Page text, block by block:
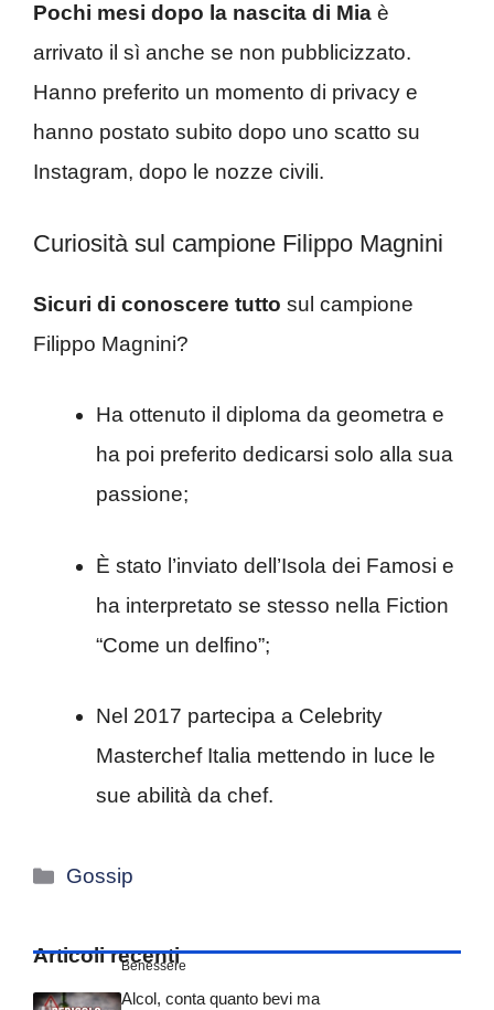
Pochi mesi dopo la nascita di Mia è
arrivato il sì anche se non pubblicizzato.
Hanno preferito un momento di privacy e
hanno postato subito dopo uno scatto su
Instagram, dopo le nozze civili.
Curiosità sul campione Filippo Magnini
Sicuri di conoscere tutto sul campione
Filippo Magnini?
Ha ottenuto il diploma da geometra e
ha poi preferito dedicarsi solo alla sua
passione;
È stato l’inviato dell’Isola dei Famosi e
ha interpretato se stesso nella Fiction
“Come un delfino”;
Nel 2017 partecipa a Celebrity
Masterchef Italia mettendo in luce le
sue abilità da chef.
Categorie
Gossip
Articoli recenti
Benessere
Alcol, conta quanto bevi ma